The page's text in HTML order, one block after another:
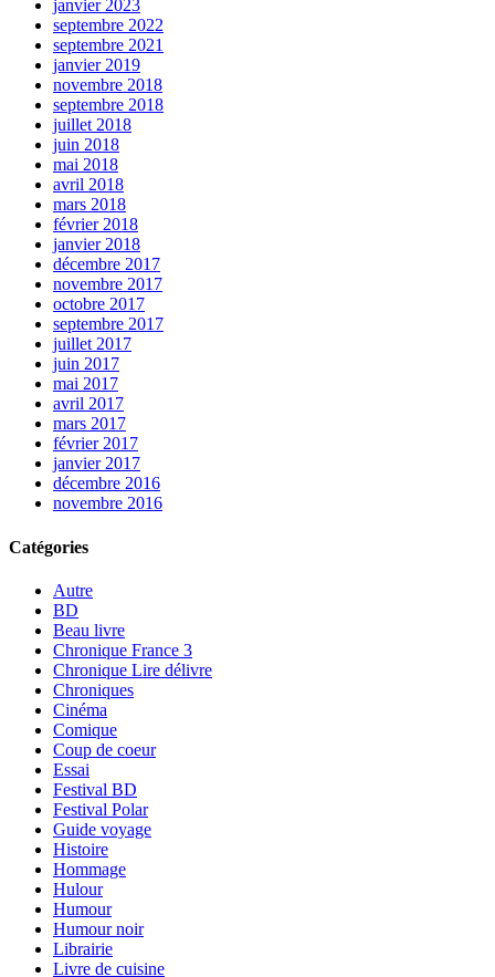
janvier 2023
septembre 2022
septembre 2021
janvier 2019
novembre 2018
septembre 2018
juillet 2018
juin 2018
mai 2018
avril 2018
mars 2018
février 2018
janvier 2018
décembre 2017
novembre 2017
octobre 2017
septembre 2017
juillet 2017
juin 2017
mai 2017
avril 2017
mars 2017
février 2017
janvier 2017
décembre 2016
novembre 2016
Catégories
Autre
BD
Beau livre
Chronique France 3
Chronique Lire délivre
Chroniques
Cinéma
Comique
Coup de coeur
Essai
Festival BD
Festival Polar
Guide voyage
Histoire
Hommage
Hulour
Humour
Humour noir
Librairie
Livre de cuisine